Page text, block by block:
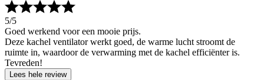
5/5
Goed werkend voor een mooie prijs.
Deze kachel ventilator werkt goed, de warme lucht stroomt de
ruimte in, waardoor de verwarming met de kachel efficiënter is.
Tevreden!
Lees hele review